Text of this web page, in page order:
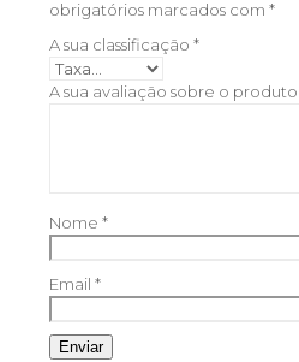
obrigatórios marcados com *
A sua classificação *
A sua avaliação sobre o produto
Nome *
Email *